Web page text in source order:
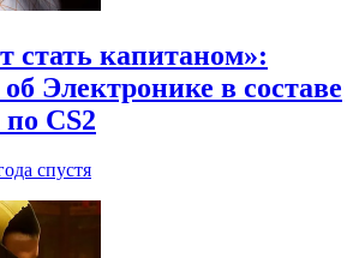
стать капитаном»:
Электронике в составе
CS2
спустя